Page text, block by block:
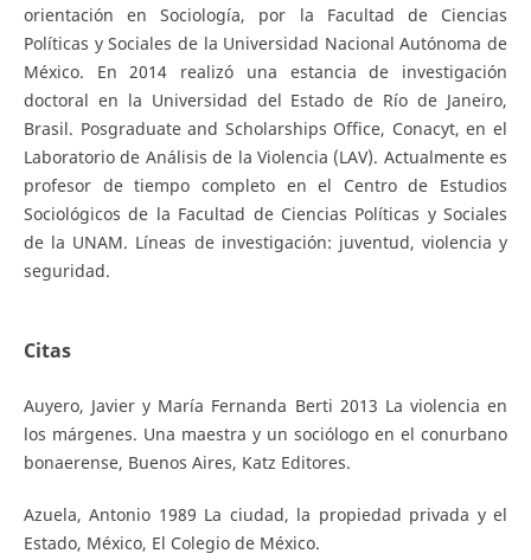
orientación en Sociología, por la Facultad de Ciencias
Políticas y Sociales de la Universidad Nacional Autónoma de
México. En 2014 realizó una estancia de investigación
doctoral en la Universidad del Estado de Río de Janeiro,
Brasil. Posgraduate and Scholarships Office, Conacyt, en el
Laboratorio de Análisis de la Violencia (LAV). Actualmente es
profesor de tiempo completo en el Centro de Estudios
Sociológicos de la Facultad de Ciencias Políticas y Sociales
de la UNAM. Líneas de investigación: juventud, violencia y
seguridad.
Citas
Auyero, Javier y María Fernanda Berti 2013 La violencia en
los márgenes. Una maestra y un sociólogo en el conurbano
bonaerense, Buenos Aires, Katz Editores.
Azuela, Antonio 1989 La ciudad, la propiedad privada y el
Estado, México, El Colegio de México.